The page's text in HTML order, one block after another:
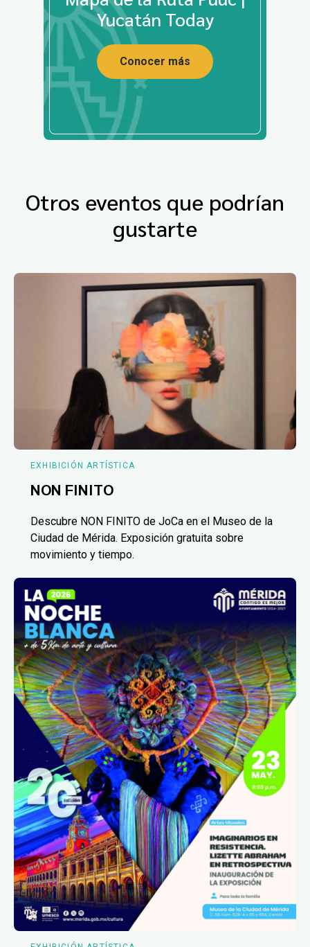
Yucatán Today
Conocer más
Otros eventos que podrían
gustarte
EXHIBICIÓN ARTÍSTICA
NON FINITO
Descubre NON FINITO de JoCa en el Museo de la
Ciudad de Mérida. Exposición gratuita sobre
movimiento y tiempo.